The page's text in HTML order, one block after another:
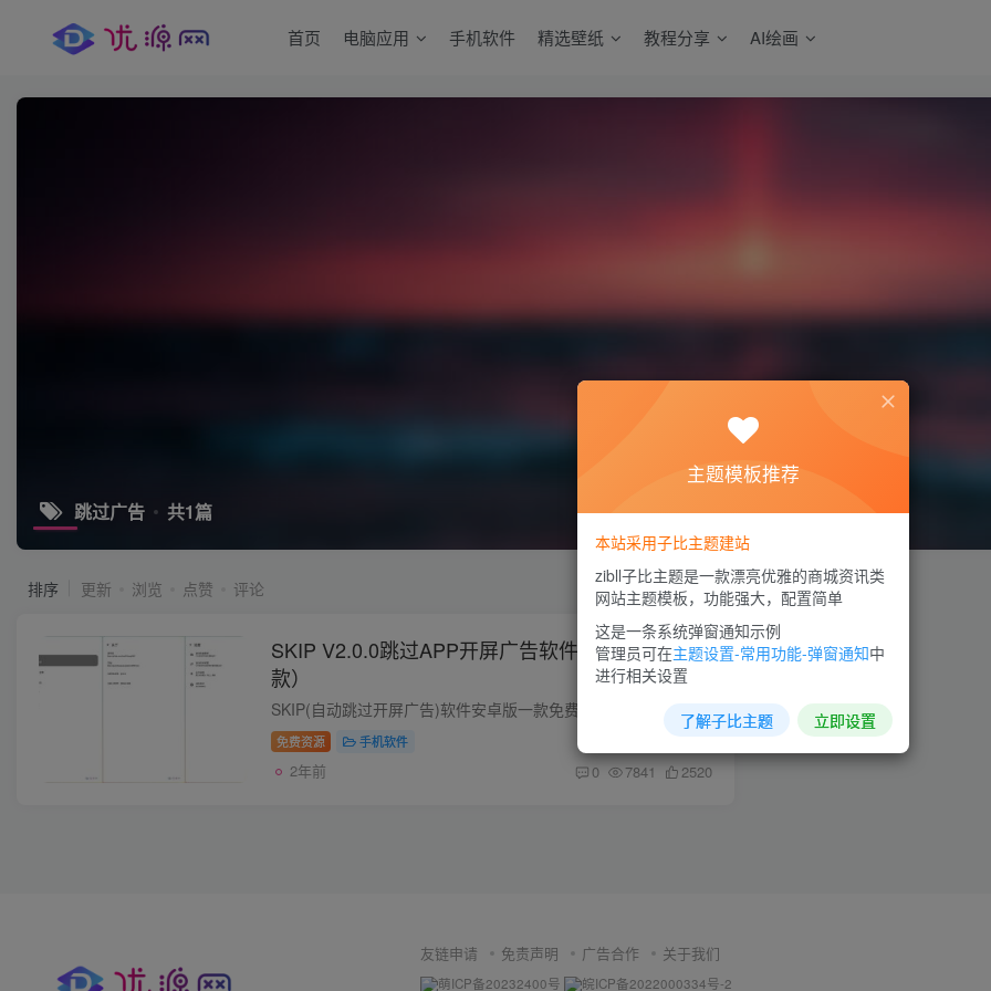
首页 电脑应用 手机软件 精选壁纸 教程分享 AI绘画
跳过广告 共1篇
排序 更新 浏览 点赞 评论
SKIP V2.0.0跳过APP开屏广告软件（李跳跳同
款）
SKIP(自动跳过开屏广告)软件安卓版一款免费、开源的Android应用，通过无障碍服务，帮助用户快速跳过APP启动广告，改善使用体验。它不需注册，零广告干扰，源代码公开透明。安装简便，只需开启权...
免费资源 手机软件
2年前 0 7841 2520
友链申请 免责声明 广告合作 关于我们
萌ICP备20232400号 皖ICP备2022000334号-2
主题模板推荐
本站采用子比主题建站
zibll子比主题是一款漂亮优雅的商城资讯类
网站主题模板，功能强大，配置简单
这是一条系统弹窗通知示例
管理员可在主题设置-常用功能-弹窗通知中
进行相关设置
了解子比主题 立即设置